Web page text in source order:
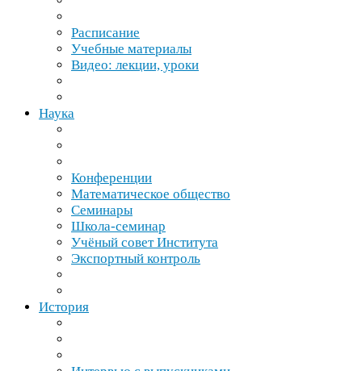
Расписание
Учебные материалы
Видео: лекции, уроки
Наука
Конференции
Математическое общество
Семинары
Школа-​семинар
Учёный совет Института
Экспортный контроль
История